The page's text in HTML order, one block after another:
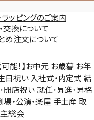
ラッピングのご案内
交換について
め注文について
能！】お中元 お歳暮 お年
日祝い 入社式・内定式 結
開店祝い就任・昇進・昇格
場・公演・楽屋 手土産 取
総会